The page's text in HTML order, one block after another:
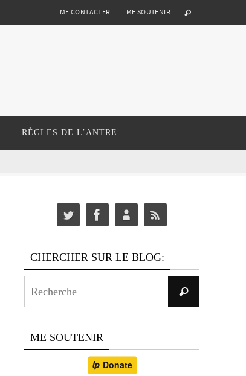
ME CONTACTER ME SOUTENIR
RÈGLES DE L’ANTRE
CHERCHER SUR LE BLOG:
Recherche
ME SOUTENIR